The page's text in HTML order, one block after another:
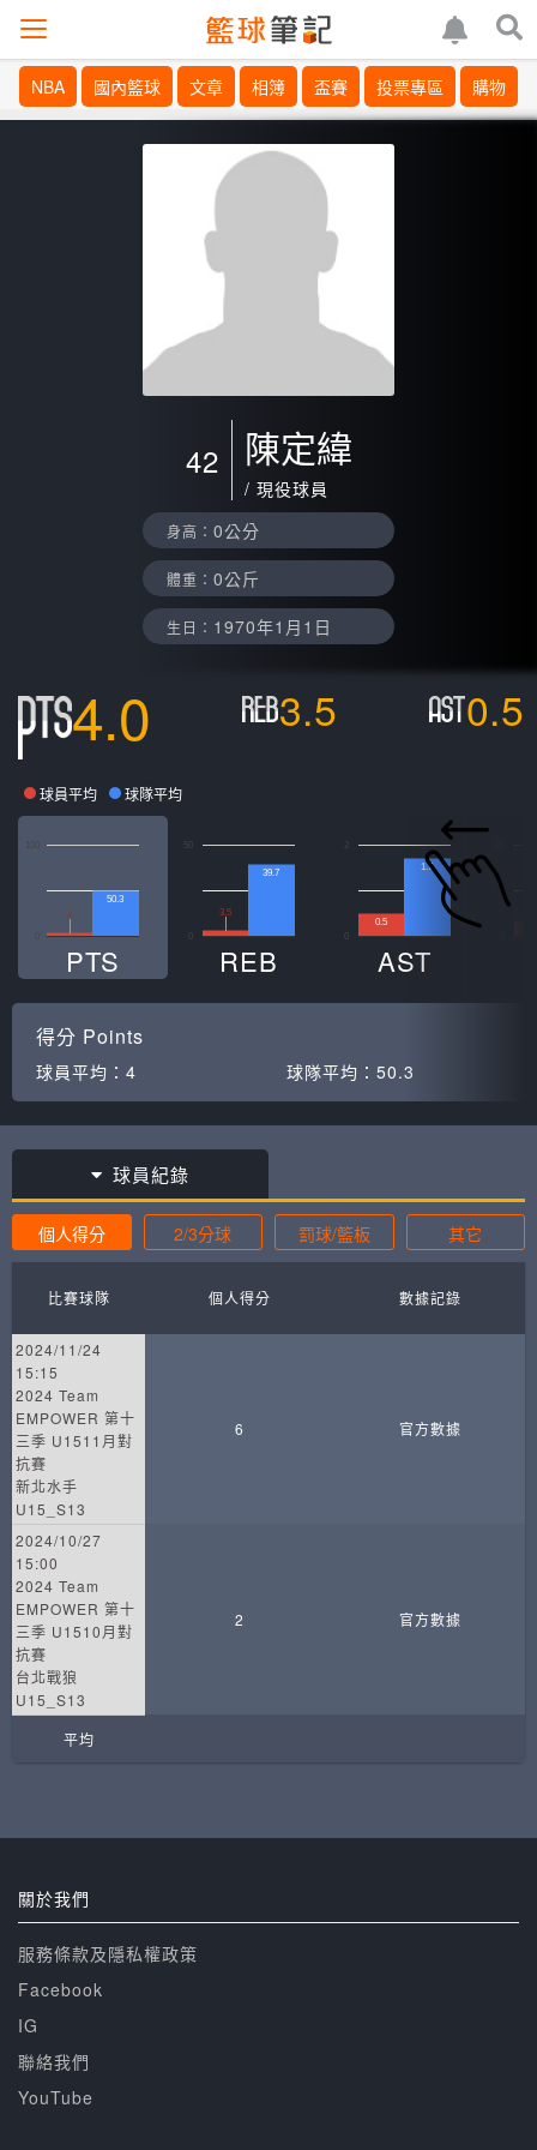
NBA 國內籃球 文章 相簿 盃賽 投票專區 購物
42 陳定緯
/ 現役球員
身高： 0公分
體重： 0公斤
生日： 1970年1月1日
4.0 3.5 0.5
球員平均 球隊平均
4
50.3
PTS
50
3.5
39.7
REB
2
0.5
1.7
AST
得分 Points
球員平均： 4 球隊平均： 50.3
球員紀錄
個人得分 2/3分球 罰球/籃板 其它
比賽球隊 個人得分 數據記錄
2024/11/24
15:15
2024 Team
EMPOWER 第十
三季 U1511月對
抗賽
新北水手
U15_S13
6 官方數據
2024/10/27
15:00
2024 Team
EMPOWER 第十
三季 U1510月對
抗賽
台北戰狼
U15_S13
2 官方數據
平均
關於我們
服務條款及隱私權政策
Facebook
IG
聯絡我們
YouTube